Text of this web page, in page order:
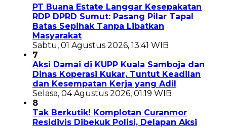
PT Buana Estate Langgar Kesepakatan
RDP DPRD Sumut: Pasang Pilar Tapal
Batas Sepihak Tanpa Libatkan
Masyarakat
Sabtu, 01 Agustus 2026, 13:41 WIB
7
Aksi Damai di KUPP Kuala Samboja dan
Dinas Koperasi Kukar, Tuntut Keadilan
dan Kesempatan Kerja yang Adil
Selasa, 04 Agustus 2026, 01:19 WIB
8
Tak Berkutik! Komplotan Curanmor
Residivis Dibekuk Polisi, Delapan Aksi